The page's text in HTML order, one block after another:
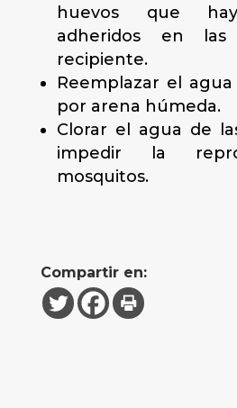
huevos que
adheridos en las
recipiente.
Reemplazar el
por arena húmeda.
Clorar el agua de
impedir la
mosquitos.
Compartir en: